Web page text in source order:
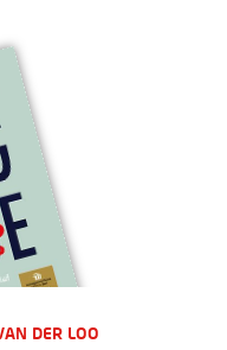
DER LOO